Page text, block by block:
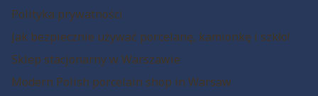
Polityka prywatności
Jak bezpiecznie używać porcelanę, kamionkę i szkło!
Sklep stacjonarny w Warszawie
Modern Polish porcelain shop in Warsaw